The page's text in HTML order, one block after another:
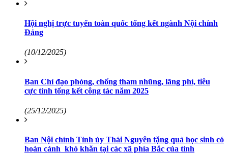
Hội nghị trực tuyến toàn quốc tổng kết ngành Nội chính
Đảng
(10/12/2025)
Ban Chỉ đạo phòng, chống tham nhũng, lãng phí, tiêu
cực tỉnh tổng kết công tác năm 2025
(25/12/2025)
Ban Nội chính Tỉnh ủy Thái Nguyên tặng quà học sinh có
hoàn cảnh khó khăn tại các xã phía Bắc của tỉnh